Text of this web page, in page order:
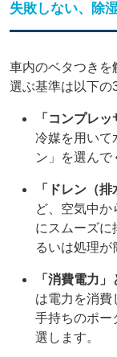
失敗しない、除
車内のベタつきを
選ぶ基準は以下の
「コンプレ
冷媒を用いて
ン」を選んで
「ドレン（
ど、空気中
にスムーズに
るいは処理が
「消費電力
は電力を消費
手持ちのポー
選します。